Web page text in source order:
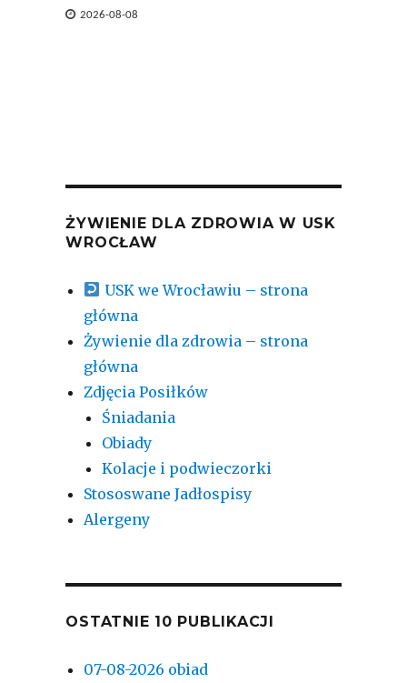
2026-08-08
ŻYWIENIE DLA ZDROWIA W USK
WROCŁAW
USK we Wrocławiu – strona
główna
Żywienie dla zdrowia – strona
główna
Zdjęcia Posiłków
Śniadania
Obiady
Kolacje i podwieczorki
Stososwane Jadłospisy
Alergeny
OSTATNIE 10 PUBLIKACJI
07-08-2026 obiad